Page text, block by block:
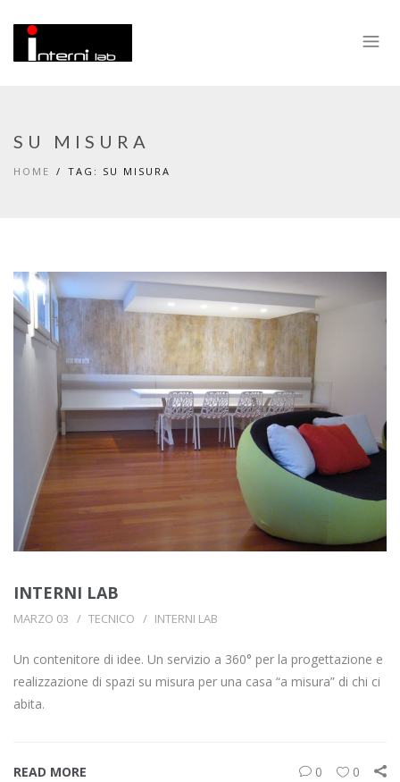
SU MISURA
HOME TAG: SU MISURA
INTERNI LAB
MARZO 03 TECNICO INTERNI LAB
Un contenitore di idee. Un servizio a 360° per la progettazione e
realizzazione di spazi su misura per una casa “a misura” di chi ci
abita.
READ MORE 0 0